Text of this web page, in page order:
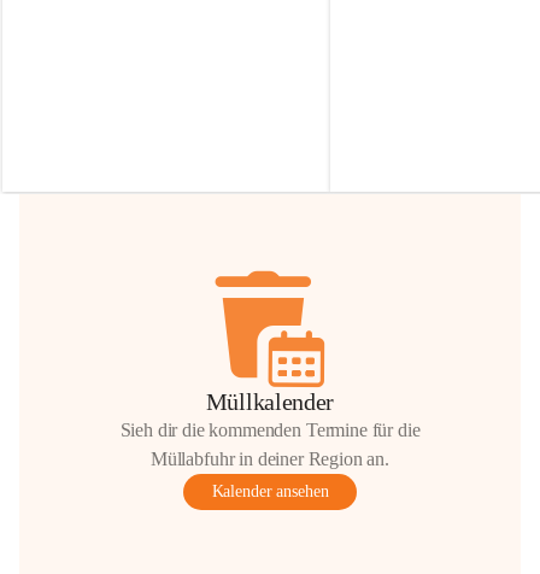
Hilfsbereitschaft!
Müllkalender
Sieh dir die kommenden Termine für die
Müllabfuhr in deiner Region an.
Kalender ansehen